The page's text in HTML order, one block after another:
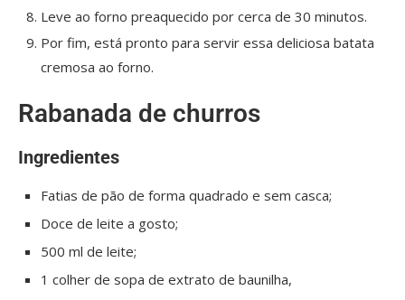
Leve ao forno preaquecido por cerca de 30 minutos.
Por fim, está pronto para servir essa deliciosa batata
cremosa ao forno.
Rabanada de churros
Ingredientes
Fatias de pão de forma quadrado e sem casca;
Doce de leite a gosto;
500 ml de leite;
1 colher de sopa de extrato de baunilha,